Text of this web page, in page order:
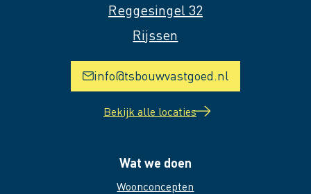
Reggesingel 32
Rijssen
info@tsbouwvastgoed.nl
Bekijk alle locaties
Wat we doen
Woonconcepten